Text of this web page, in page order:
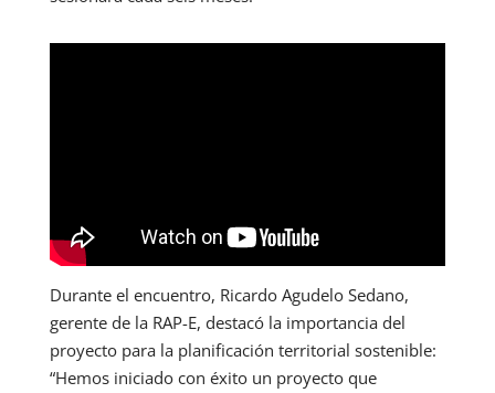
Durante el encuentro, Ricardo Agudelo Sedano,
gerente de la RAP-E, destacó la importancia del
proyecto para la planificación territorial sostenible:
“Hemos iniciado con éxito un proyecto que